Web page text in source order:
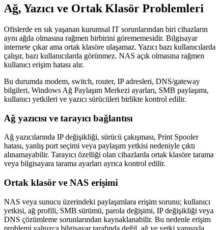
Ağ, Yazıcı ve Ortak Klasör Problemleri
Ofislerde en sık yaşanan kurumsal IT sorunlarından biri cihazların
aynı ağda olmasına rağmen birbirini görememesidir. Bilgisayar
internete çıkar ama ortak klasöre ulaşamaz. Yazıcı bazı kullanıcılarda
çalışır, bazı kullanıcılarda görünmez. NAS açık olmasına rağmen
kullanıcı erişim hatası alır.
Bu durumda modem, switch, router, IP adresleri, DNS/gateway
bilgileri, Windows Ağ Paylaşım Merkezi ayarları, SMB paylaşımı,
kullanıcı yetkileri ve yazıcı sürücüleri birlikte kontrol edilir.
Ağ yazıcısı ve tarayıcı bağlantısı
Ağ yazıcılarında IP değişikliği, sürücü çakışması, Print Spooler
hatası, yanlış port seçimi veya paylaşım yetkisi nedeniyle çıktı
alınamayabilir. Tarayıcı özelliği olan cihazlarda ortak klasöre tarama
veya bilgisayara tarama ayarları ayrıca kontrol edilir.
Ortak klasör ve NAS erişimi
NAS veya sunucu üzerindeki paylaşımlara erişim sorunu; kullanıcı
yetkisi, ağ profili, SMB sürümü, parola değişimi, IP değişikliği veya
DNS çözümleme sorunlarından kaynaklanabilir. Bu nedenle erişim
problemi yalnızca bilgisayar tarafında değil, ağ ve yetki yapısıyla